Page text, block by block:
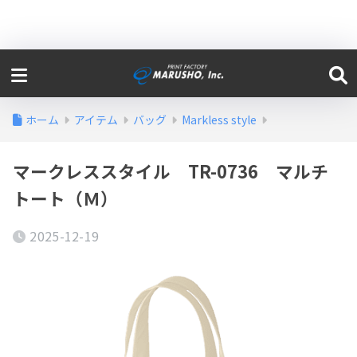
ホーム アイテム バッグ Markless style
マークレススタイル TR-0736 マルチ
トート（Ｍ）
2025-12-19